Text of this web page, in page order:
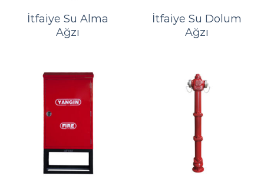
İtfaiye Su Alma
Ağzı
İtfaiye Su Dolum
Ağzı